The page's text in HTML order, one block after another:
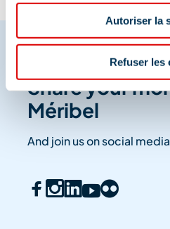
Autoriser la
Refuser les
Share your
Méribel
And join us on social media